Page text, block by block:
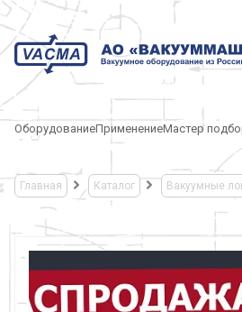
ОборудованиеПрименениеМастер
Главная Каталог Вакуумные